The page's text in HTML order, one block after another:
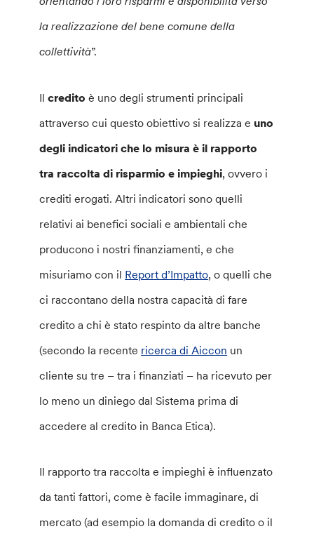
la realizzazione del bene comune della
collettività”.
Ilcredito è uno degli strumenti principali
attraverso cui questo obiettivo si realizza e uno
degli indicatori che lo misura è il rapporto
tra raccolta di risparmio e impieghi, ovvero i
crediti erogati. Altri indicatori sono quelli
relativi ai benefici sociali e ambientali che
producono i nostri finanziamenti, e che
misuriamo con il Report d’Impatto, o quelli che
ci raccontano della nostra capacità di fare
credito a chi è stato respinto da altre banche
(secondo la recente ricerca di Aiccon un
cliente su tre – tra i finanziati – ha ricevuto per
lo meno un diniego dal Sistema prima di
accedere al credito in Banca Etica).
Il rapporto tra raccolta e impieghi è influenzato
da tanti fattori, come è facile immaginare, di
mercato (ad esempio la domanda di credito o il